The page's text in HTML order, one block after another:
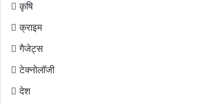
कृषि
क्राइम
गैजेट्स
टेक्नोलॉजी
देश